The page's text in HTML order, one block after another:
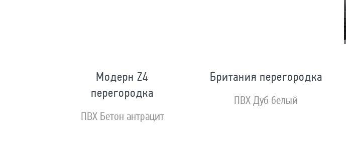
Модерн Z4
перегородка
ПВХ Бетон антрацит
Британия перегородка
ПВХ Дуб белый